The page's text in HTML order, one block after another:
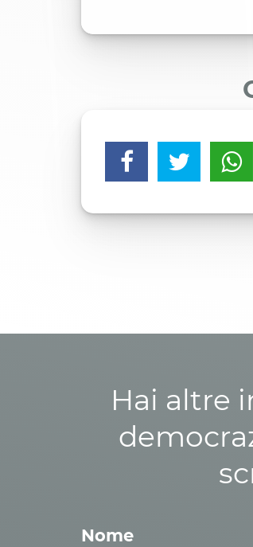
Hai altre
Nome